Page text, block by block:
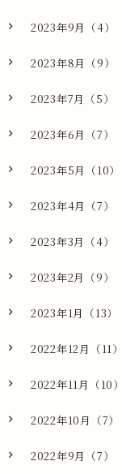
2023年9月（4）
2023年8月（9）
2023年7月（5）
2023年6月（7）
2023年5月（10）
2023年4月（7）
2023年3月（4）
2023年2月（9）
2023年1月（13）
2022年12月（11）
2022年11月（10）
2022年10月（7）
2022年9月（7）